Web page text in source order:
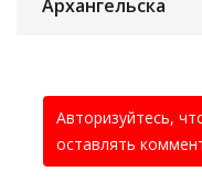
Архангельска
Авторизуйтесь,
оставлять